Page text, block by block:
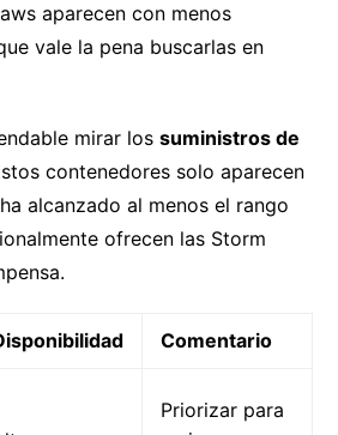
aparecen con menos
vale la pena buscarlas en
mirar los suministros de
contenedores solo aparecen
alcanzado al menos el rango
ofrecen las Storm
Comentario
Priorizar para